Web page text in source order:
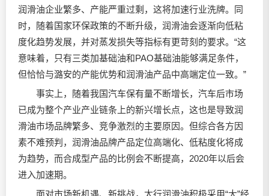
润滑油企业繁多、产能严重过剩，这将加速行业洗牌。同
时，随着国家环保政策的不断升级，润滑油会逐渐向低粘
度化趋势发展，并对蒸发损失等指标有更苛刻的要求。“这
意味着，只有三类加基础油和PAO基础油能够满足条件，
但恰恰与潞安的产能优势和润滑油产品中高端定位一致。”
事实上，随着我国汽车保有量不断增长，汽车后市场
已成为整个产业产业链条上的新兴增长点，这也是导致润
滑油市场品牌繁多、竞争激烈的主要原因。但综合各方因
素不难预判，润滑油品牌产品定位高端化、低粘度化将成
为趋势，而合成型产品的比例会不断提高，2020年以后会
进入加速期。